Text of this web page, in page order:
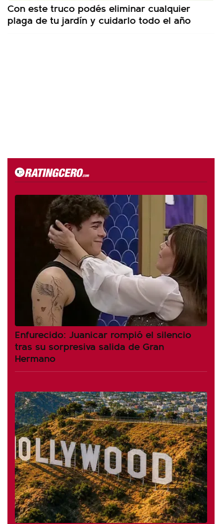
Con este truco podés eliminar cualquier
plaga de tu jardín y cuidarlo todo el año
Enfurecido: Juanicar rompió el silencio
tras su sorpresiva salida de Gran
Hermano